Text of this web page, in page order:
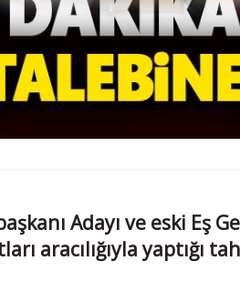
Adayı ve eski Eş
aracılığıyla yaptığı